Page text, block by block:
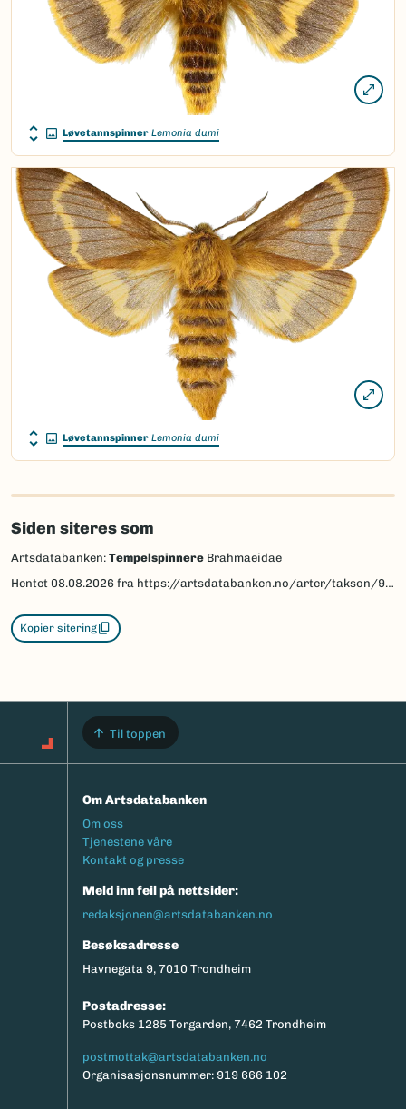
Løvetannspinner Lemonia dumi
Løvetannspinner Lemonia dumi
Siden siteres som
Artsdatabanken: Tempelspinnere Brahmaeidae
Hentet 08.08.2026 fra https://artsdatabanken.no/arter/takson/95149
Kopier sitering
Til toppen
Om Artsdatabanken
Footermeny
Om oss
Tjenestene våre
Kontakt og presse
Meld inn feil på nettsider:
redaksjonen@artsdatabanken.no
Besøksadresse
Havnegata 9, 7010 Trondheim
Postadresse:
Postboks 1285 Torgarden, 7462 Trondheim
postmottak@artsdatabanken.no
Organisasjonsnummer: 919 666 102